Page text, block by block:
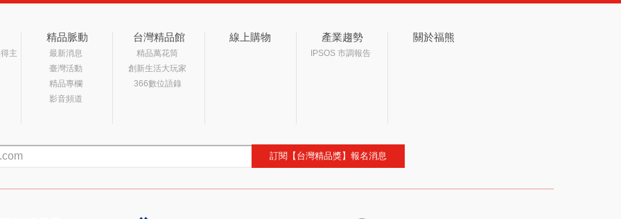
主
精品脈動
最新消息
臺灣活動
精品專欄
影音頻道
台灣精品館
精品萬花筒
創新生活大玩家
366數位語錄
線上購物 產業趨勢
IPSOS 市調報告
關於福熊
訂閱【台灣精品獎】報名消息